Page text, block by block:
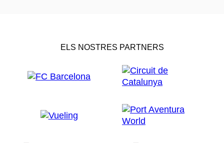
ELS NOSTRES PARTNERS